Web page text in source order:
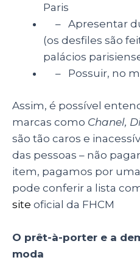
Paris
– Apresentar
(os desfiles são
palácios
– Possuir, no
Assim, é possível
marcas como Chanel,
são tão caros e
das pessoas – não
item, pagamos por
pode conferir a lista
site oficial da FHCM
O prêt-à-porter e a
moda